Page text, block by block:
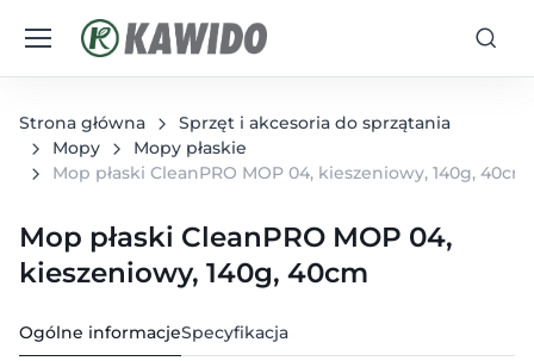
Strona główna
Sprzęt i akcesoria do sprzątania
Mopy
Mopy płaskie
Mop płaski CleanPRO MOP 04, kieszeniowy, 140g, 40cm
Mop płaski CleanPRO MOP 04,
kieszeniowy, 140g, 40cm
Ogólne informacjeSpecyfikacja